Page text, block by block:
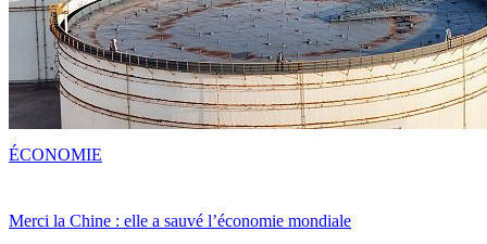
Merci la Chine : elle a sauvé l’économie mondiale
ÉCONOMIE